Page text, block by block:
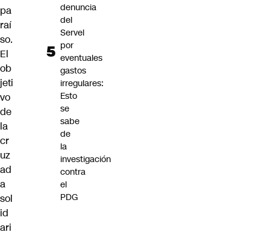
pa
raí
so.
El
ob
jeti
vo
de
la
cr
uz
ad
a
sol
id
ari
denuncia
del
Servel
por
eventuales
gastos
irregulares:
Esto
se
sabe
de
la
investigación
contra
el
PDG